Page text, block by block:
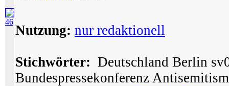
46
Nutzung: nur redaktionell
Stichwörter: Deutschland Berlin
Bundespressekonferenz